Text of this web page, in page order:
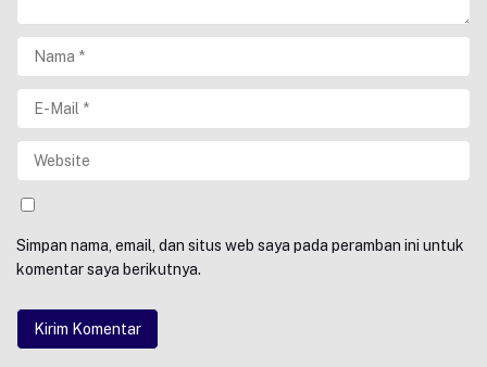
Simpan nama, email, dan situs web saya pada peramban ini untuk
komentar saya berikutnya.